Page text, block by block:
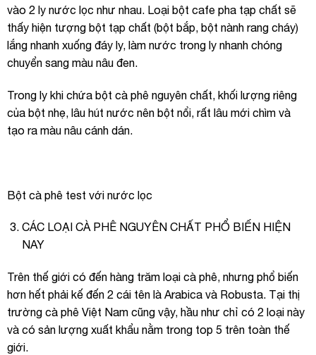
vào 2 ly nước lọc như nhau. Loại bột cafe pha tạp chất sẽ
thấy hiện tượng bột tạp chất (bột bắp, bột nành rang cháy)
lắng nhanh xuống đáy ly, làm nước trong ly nhanh chóng
chuyển sang màu nâu đen.
Trong ly khi chứa bột cà phê nguyên chất, khối lượng riêng
của bột nhẹ, lâu hút nước nên bột nổi, rất lâu mới chìm và
tạo ra màu nâu cánh dán.
Bột cà phê test với nước lọc
CÁC LOẠI CÀ PHÊ NGUYÊN CHẤT PHỔ BIẾN HIỆN
NAY
Trên thế giới có đến hàng trăm loại cà phê, nhưng phổ biến
hơn hết phải kế đến 2 cái tên là Arabica và Robusta. Tại thị
trường cà phê Việt Nam cũng vậy, hầu như chỉ có 2 loại này
và có sản lượng xuất khẩu nằm trong top 5 trên toàn thế
giới.